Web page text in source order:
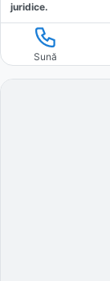
juridice.
Sună